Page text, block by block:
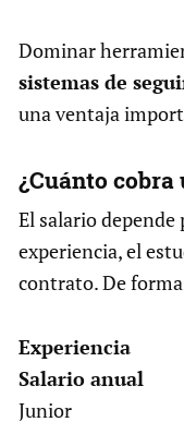
Dominar
sistemas de
una ventaja
¿Cuánto cobra
El salario
experiencia, el
contrato. De
Experiencia
Salario anual
Junior